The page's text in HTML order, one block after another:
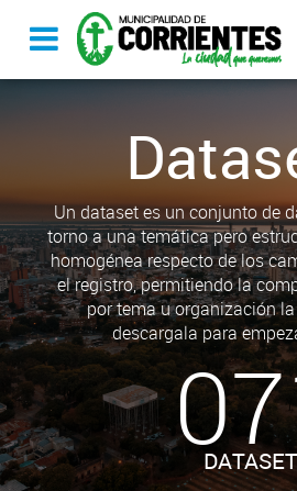
Un dataset es un conjunto de
torno a una temática pero
homogénea respecto de los
el registro, permitiendo la
por tema u organización
descargala para